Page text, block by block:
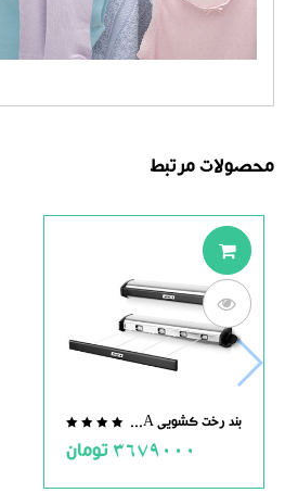
محصولات مرتبط
out
5
بند رخت کشویی STILA
3679000 تومان